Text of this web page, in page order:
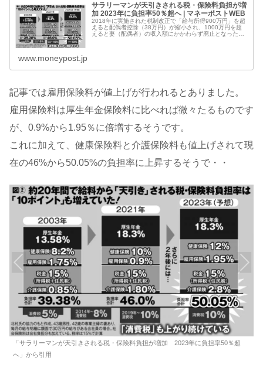
サラリーマンが天引きされる税・保険料負担が増
加 2023年に負担率50％超へ | マネーポストWEB
2018年に実施された税制改正で「給与所得900万円」を超
えると配偶者控除（38万円）が縮小され、1000万円を超
えると妻（配偶者）の収入額にかかわらず廃止となった。
www.moneypost.jp
記事では雇用保険料が値上げが行われるとありました。
雇用保険料は厚生年金保険料に比べれば微々たるものです
が、0.9%から1.95％に倍増するそうです。
これに加えて、健康保険料と介護保険料も値上げされて現
在の46%から50.05%の負担率に上昇するそうで・・
「サラリーマンが天引きされる税・保険料負担が増加 2023年に負担率50％超
へ」から引用